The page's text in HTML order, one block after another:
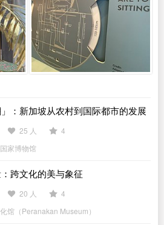
：新加坡从农村到国际都市的发展
25 人
4
家博物馆
跨文化的美与象征
20 人
4
馆（Peranakan Museum）